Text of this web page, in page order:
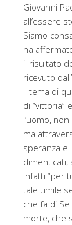
Giovanni
all’essere
Siamo
ha
il risultato
ricevuto
Il tema di
di “vittoria”
l’uomo,
ma
speranza e
dimenticati,
Infatti “per
tale umile
che fa di
morte, che